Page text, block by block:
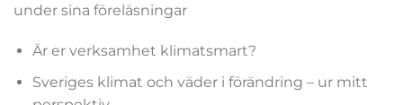
under sina föreläsningar
Är er verksamhet klimatsmart?
Sveriges klimat och väder i förändring – ur mitt